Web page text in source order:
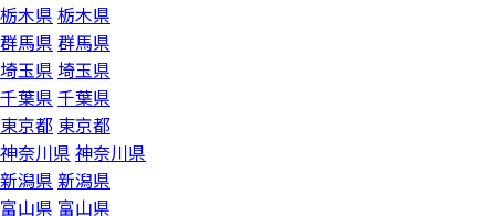
栃木県 栃木県
群馬県 群馬県
埼玉県 埼玉県
千葉県 千葉県
東京都 東京都
神奈川県 神奈川県
新潟県 新潟県
富山県 富山県